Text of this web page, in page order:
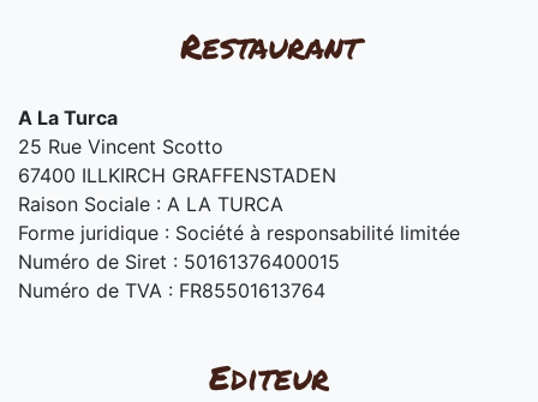
Restaurant
A La Turca
25 Rue Vincent Scotto
67400 ILLKIRCH GRAFFENSTADEN
Raison Sociale : A LA TURCA
Forme juridique : Société à responsabilité limitée
Numéro de Siret : 50161376400015
Numéro de TVA : FR85501613764
Editeur